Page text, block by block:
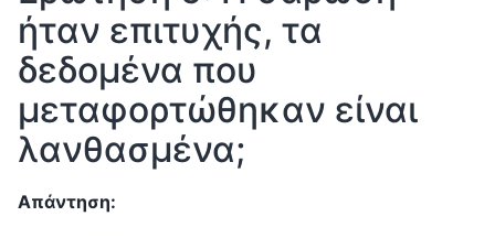
ήταν επιτυχής, τα
δεδομένα που
μεταφορτώθηκαν είναι
λανθασμένα;
Απάντηση: